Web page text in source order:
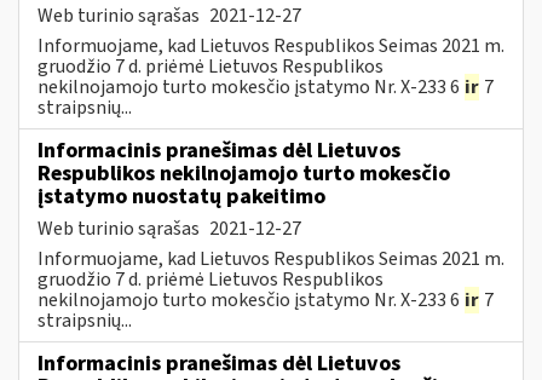
Web turinio sąrašas 2021-12-27
Informuojame, kad Lietuvos Respublikos Seimas 2021 m.
gruodžio 7 d. priėmė Lietuvos Respublikos
nekilnojamojo turto mokesčio įstatymo Nr. X-233 6 ir 7
straipsnių...
Informacinis pranešimas dėl Lietuvos
Respublikos nekilnojamojo turto mokesčio
įstatymo nuostatų pakeitimo
Web turinio sąrašas 2021-12-27
Informuojame, kad Lietuvos Respublikos Seimas 2021 m.
gruodžio 7 d. priėmė Lietuvos Respublikos
nekilnojamojo turto mokesčio įstatymo Nr. X-233 6 ir 7
straipsnių...
Informacinis pranešimas dėl Lietuvos